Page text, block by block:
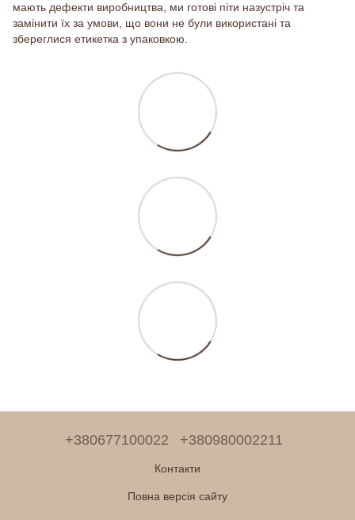
мають дефекти виробництва, ми готові піти назустріч та
замінити їх за умови, що вони не були використані та
збереглися етикетка з упаковкою.
+380677100022 +380980002211
Контакти
Повна версія сайту